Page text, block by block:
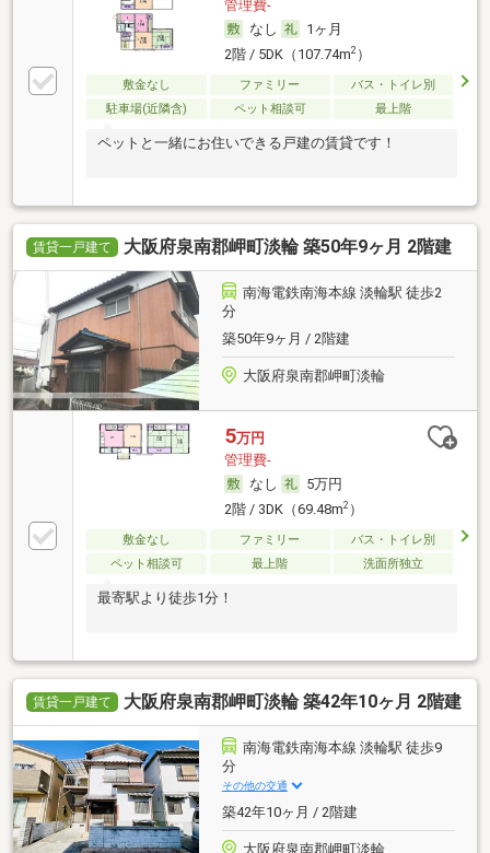
管理費-
なし
1ヶ月
2階 / 5DK（107.74m2）
敷金なし ファミリー
バス・トイレ別
駐車場(近隣含)
ペット相談可 最上階
ペットと一緒にお住いできる戸建の賃貸です！
賃貸一戸建て 大阪府泉南郡岬町淡輪 築50年9ヶ月 2階建
南海電鉄南海本線 淡輪駅 徒歩2
分
築50年9ヶ月 / 2階建
大阪府泉南郡岬町淡輪
5万円
管理費-
なし
5万円
2階 / 3DK（69.48m2）
敷金なし ファミリー
バス・トイレ別
ペット相談可
最上階 洗面所独立
最寄駅より徒歩1分！
賃貸一戸建て 大阪府泉南郡岬町淡輪 築42年10ヶ月 2階建
南海電鉄南海本線 淡輪駅 徒歩9
分
その他の交通
築42年10ヶ月 / 2階建
大阪府泉南郡岬町淡輪